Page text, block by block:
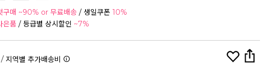
구매 ~90% or 무료배송 / 생일쿠폰 10%
은품 / 등급별 상시할인 ~7%
/지역별 추가배송비